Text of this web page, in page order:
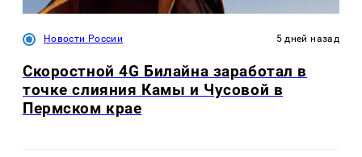
Новости России 5 дней назад
Скоростной 4G Билайна заработал в
точке слияния Камы и Чусовой в
Пермском крае